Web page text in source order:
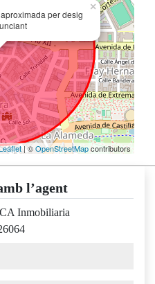
per desig
×
| ©OpenStreetMapcontributors
l’agent
Inmobiliaria